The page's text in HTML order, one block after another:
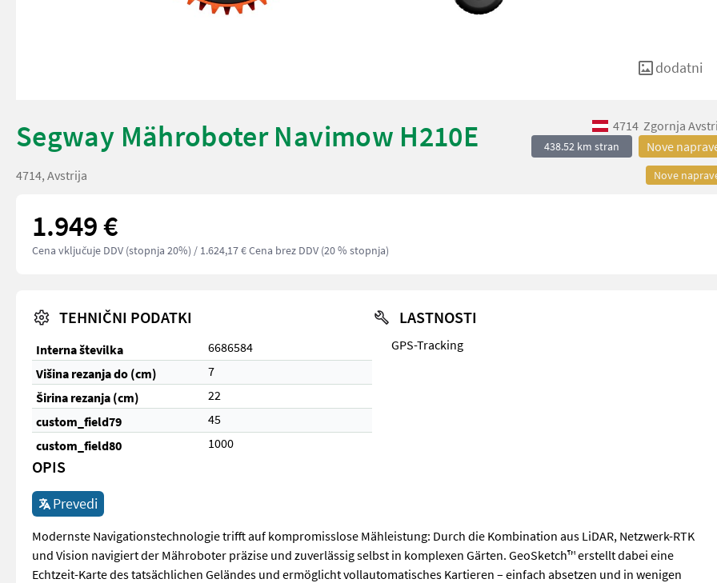
dodatni
Segway Mähroboter Navimow H210E 4714 Zgornja
438.52 km stran Nove
Nove
4714, Avstrija
1.949 €
Cena vključuje DDV (stopnja 20%) / 1.624,17 € Cena brez DDV (20 % stopnja)
TEHNIČNI PODATKI
Interna številka
6686584
Višina rezanja do (cm)
7
Širina rezanja (cm)
22
custom_field79
45
custom_field80
1000
LASTNOSTI
GPS-Tracking
OPIS
Prevedi
Modernste Navigationstechnologie trifft auf kompromisslose Mähleistung: Durch die Kombination aus LiDAR, Netzwerk-RTK
und Vision navigiert der Mähroboter präzise und zuverlässig selbst in komplexen Gärten. GeoSketch™ erstellt dabei eine
Echtzeit-Karte des tatsächlichen Geländes und ermöglicht vollautomatisches Kartieren – einfach absetzen und in wenigen